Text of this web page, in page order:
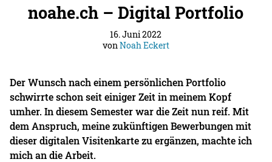
noahe.ch – Digital Portfolio
16. Juni 2022
vonNoah Eckert
Der Wunsch nach einem persönlichen Portfolio
schwirrte schon seit einiger Zeit in meinem Kopf
umher. In diesem Semester war die Zeit nun reif. Mit
dem Anspruch, meine zukünftigen Bewerbungen mit
dieser digitalen Visitenkarte zu ergänzen, machte ich
mich an die Arbeit.